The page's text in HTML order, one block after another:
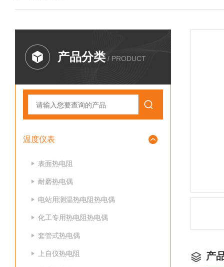
产品分类 / PRODUCT
温度仪表
表面热电阻
耐磨热电偶
电站用测温热电阻热电偶
化工专用热电阻热电偶
套管式热电偶
上自仪热电阻 产